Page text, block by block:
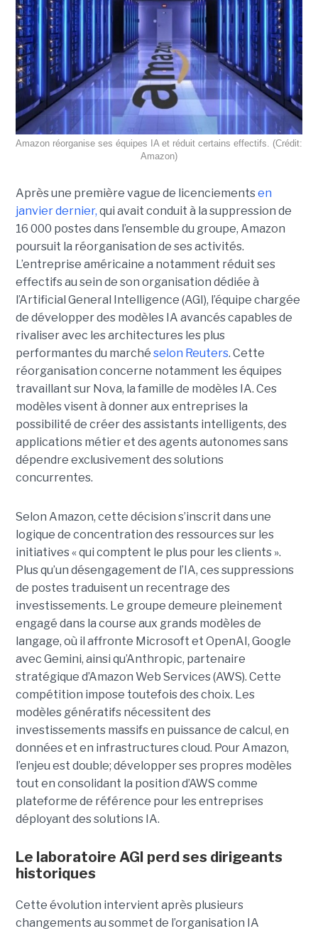
Amazon réorganise ses équipes IA et réduit certains effectifs. (Crédit:
Amazon)
Après une première vague de licenciementsen
janvier dernier, qui avait conduit à la suppression de
16 000 postes dans l’ensemble du groupe, Amazon
poursuit la réorganisation de ses activités.
L’entreprise américaine a notamment réduit ses
effectifs au sein de son organisation dédiée à
l’Artificial General Intelligence (AGI), l’équipe chargée
de développer des modèles IA avancés capables de
rivaliser avec les architectures les plus
performantes du marché selon Reuters. Cette
réorganisation concerne notamment les équipes
travaillant sur Nova, la famille de modèles IA. Ces
modèles visent à donner aux entreprises la
possibilité de créer des assistants intelligents, des
applications métier et des agents autonomes sans
dépendre exclusivement des solutions
concurrentes.
Selon Amazon, cette décision s’inscrit dans une
logique de concentration des ressources sur les
initiatives « qui comptent le plus pour les clients ».
Plus qu’un désengagement de l’IA, ces suppressions
de postes traduisent un recentrage des
investissements. Le groupe demeure pleinement
engagé dans la course aux grands modèles de
langage, où il affronte Microsoft et OpenAI, Google
avec Gemini, ainsi qu’Anthropic, partenaire
stratégique d’Amazon Web Services (AWS). Cette
compétition impose toutefois des choix. Les
modèles génératifs nécessitent des
investissements massifs en puissance de calcul, en
données et en infrastructures cloud. Pour Amazon,
l’enjeu est double; développer ses propres modèles
tout en consolidant la position d’AWS comme
plateforme de référence pour les entreprises
déployant des solutions IA.
Le laboratoire AGI perd ses dirigeants
historiques
Cette évolution intervient après plusieurs
changements au sommet de l’organisation IA